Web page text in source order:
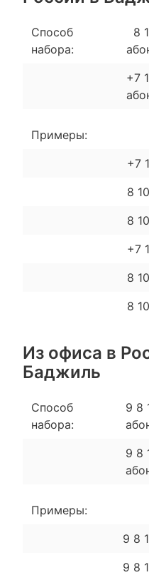
Способ
набора:
8
+7
Примеры:
+7
8
8
+7
8
8
Из офиса в
Баджиль
Способ
набора:
9 8
9 8
Примеры:
9 8
9 8